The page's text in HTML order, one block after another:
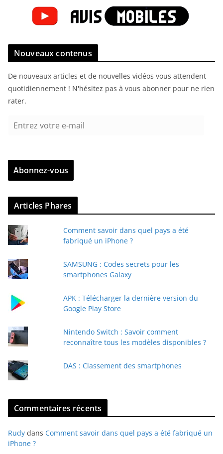
Nouveaux contenus
De nouveaux articles et de nouvelles vidéos vous attendent
quotidiennement ! N'hésitez pas à vous abonner pour ne rien
rater.
r
z
v
r
e
e
-
a
Abonnez-vous
Articles Phares
Comment savoir dans quel pays a été
fabriqué un iPhone ?
SAMSUNG : Codes secrets pour les
smartphones Galaxy
APK : Télécharger la dernière version du
Google Play Store
Nintendo Switch : Savoir comment
reconnaître tous les modèles disponibles ?
DAS : Classement des smartphones
Commentaires récents
Rudy dans Comment savoir dans quel pays a été fabriqué un
iPhone ?